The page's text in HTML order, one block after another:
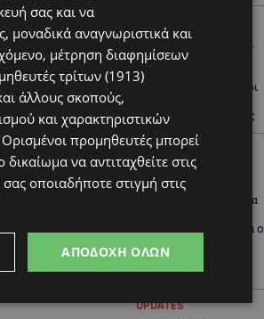
ΚΑΤΑΓΓΕΛΙΑ: Για άνδρα
που φέρεται να
παρενοχλούσε
γυναίκες στο Δασούδι
αστυνομικές έρευνες
UPDATES
ΛΑΤΣΙΑ-ΓΕΡΙ: Στο
επίκεντρο η
δημιουργία δομών για
ανήλικους – Αντιδρά ο
προϋποθέσεις το
Κίνημα Οικολόγων
UPDATES
σας και να
μοναδικά αναγνωριστικά και
μέτρηση διαφημίσεων
τρίτων (1913)
άλλους σκοπούς,
και χαρακτηριστικών
προμηθευτές μπορεί
να αντιταχθείτε στις
οποιαδήποτε στιγμή στις
ΑΠΟΔΟΧΉ ΌΛΩΝ